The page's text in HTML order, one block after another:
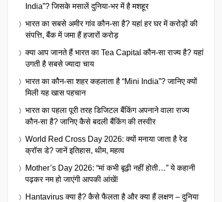
India”? जिसके मसालें दुनिया-भर में है मशहूर
भारत का सबसे अमीर गांव कौन-सा है? यहां हर घर में करोड़ों की
संपत्ति, बैंक में जमा हैं हजारों करोड़
क्या आप जानते हैं भारत का Tea Capital कौन-सा राज्य है? यहां
उगती है सबसे ज्यादा चाय
भारत का कौन-सा शहर कहलाता है “Mini India”? जानिए क्यों
मिली यह खास पहचान
भारत का पहला पूरी तरह डिजिटल बैंकिंग अपनाने वाला राज्य
कौन-सा है? जानिए कैसे बदली बैंकिंग की तस्वीर
World Red Cross Day 2026: क्यों मनाया जाता है रेड
क्रॉस डे? जानें इतिहास, थीम, महत्व
Mother’s Day 2026: “मां कभी बूढ़ी नहीं होती…” ये कहानी
पढ़कर नम हो जाएंगी आपकी आंखें!
Hantavirus क्या है? कैसे फैलता है और क्या हैं लक्षण – दुनिया